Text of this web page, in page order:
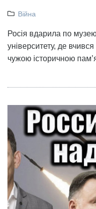
Війна
Росія вдарила по
університету, де
чужою історичною